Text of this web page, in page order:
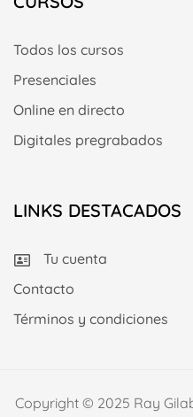
Todos los cursos
Presenciales
Online en directo
Digitales pregrabados
LINKS DESTACADOS
Tu cuenta
Contacto
Términos y condiciones
Copyright © 2025 Ray